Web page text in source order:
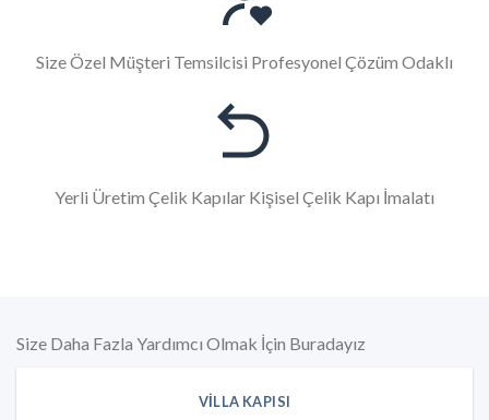
Size Özel Müşteri Temsilcisi Profesyonel Çözüm Odaklı
Yerli Üretim Çelik Kapılar Kişisel Çelik Kapı İmalatı
Size Daha Fazla Yardımcı Olmak İçin Buradayız
VILLA KAPISI